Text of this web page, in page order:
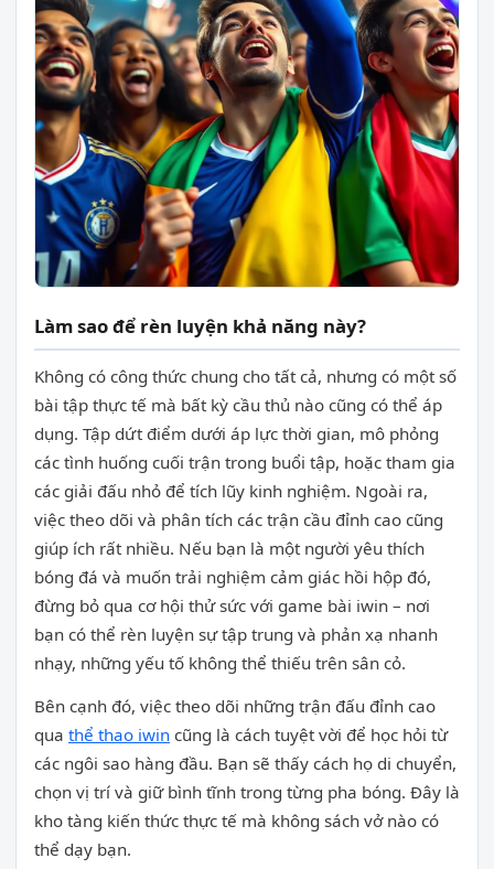
Làm sao để rèn luyện khả năng này?
Không có công thức chung cho tất cả, nhưng có một số
bài tập thực tế mà bất kỳ cầu thủ nào cũng có thể áp
dụng. Tập dứt điểm dưới áp lực thời gian, mô phỏng
các tình huống cuối trận trong buổi tập, hoặc tham gia
các giải đấu nhỏ để tích lũy kinh nghiệm. Ngoài ra,
việc theo dõi và phân tích các trận cầu đỉnh cao cũng
giúp ích rất nhiều. Nếu bạn là một người yêu thích
bóng đá và muốn trải nghiệm cảm giác hồi hộp đó,
đừng bỏ qua cơ hội thử sức với game bài iwin – nơi
bạn có thể rèn luyện sự tập trung và phản xạ nhanh
nhạy, những yếu tố không thể thiếu trên sân cỏ.
Bên cạnh đó, việc theo dõi những trận đấu đỉnh cao
qua thể thao iwin cũng là cách tuyệt vời để học hỏi từ
các ngôi sao hàng đầu. Bạn sẽ thấy cách họ di chuyển,
chọn vị trí và giữ bình tĩnh trong từng pha bóng. Đây là
kho tàng kiến thức thực tế mà không sách vở nào có
thể dạy bạn.